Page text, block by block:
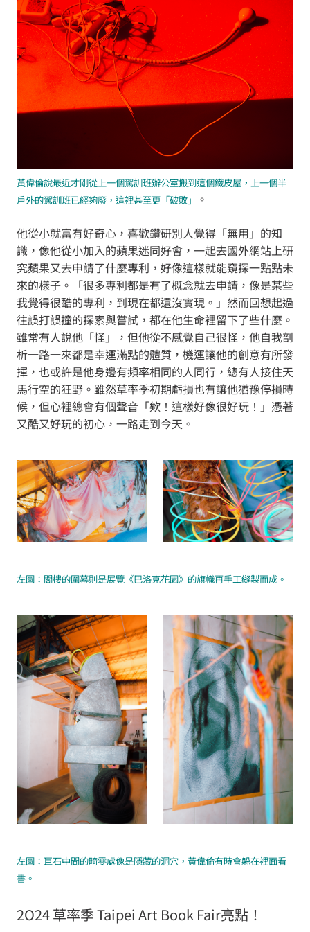
黃偉倫說最近才剛從上一個駕訓班辦公室搬到這個鐵皮屋，上一個半
戶外的駕訓班已經夠廢，這裡甚至更「破敗」
。
他從小就富有好奇心，喜歡鑽研別人覺得「無用」的知
識，像他從小加入的蘋果迷同好會，一起去國外網站上研
究蘋果又去申請了什麼專利，好像這樣就能窺探一點點未
來的樣子。「很多專利都是有了概念就去申請，像是某些
我覺得很酷的專利，到現在都還沒實現。」然而回想起過
往誤打誤撞的探索與嘗試，都在他生命裡留下了些什麼。
雖常有人說他「怪」，但他從不感覺自己很怪，他自我剖
析一路一來都是幸運滿點的體質，機運讓他的創意有所發
揮，也或許是他身邊有頻率相同的人同行，總有人接住天
馬行空的狂野。雖然草率季初期虧損也有讓他猶豫停損時
候，但心裡總會有個聲音「欸！這樣好像很好玩！」憑著
又酷又好玩的初心，一路走到今天。
左圖：閣樓的圍幕則是展覽《巴洛克花園》的旗幟再手工縫製而成。
左圖：巨石中間的畸零處像是隱藏的洞穴，黃偉倫有時會躲在裡面看
書。
2O24 草率季 Taipei Art Book Fair亮點！